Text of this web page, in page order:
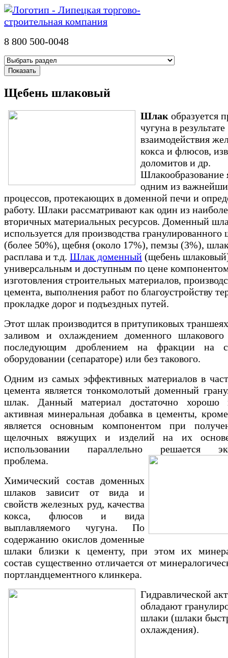
8 800 500-0048
Щебень шлаковый
Шлак образуется
чугуна в результате
взаимодействия
кокса и флюсов,
доломитов и др.
Шлакообразование
одним из
процессов, протекающих в доменной печи и
работу. Шлаки рассматривают как один из
вторичных материальных ресурсов. Доменный
используется для производства гранулированного
(более 50%), щебня (около 17%), пемзы (3%),
расплава и т.д. Шлак доменный (щебень
универсальным и доступным по цене
изготовления строительных материалов,
цемента, выполнения работ по благоустройству
прокладке дорог и подъездных путей.
Этот шлак производится в притупиковых
заливом и охлаждением доменного шлакового
последующим дроблением на фракции на
оборудовании (сепараторе) или без такового.
Одним из самых эффективных материалов в
цемента является тонкомолотый доменный
шлак. Данный материал достаточно хорошо
активная минеральная добавка в цементы,
является основным компонентом при
щелочных вяжущих и изделий на их
использовании параллельно решается
проблема.
Химический состав доменных
шлаков зависит от вида и
свойств железных руд, качества
кокса, флюсов и вида
выплавляемого чугуна. По
содержанию окислов доменные
шлаки близки к цементу, при этом их
состав существенно отличается от
портландцементного клинкера.
Гидравлической
обладают
шлаки (шлаки
охлаждения).